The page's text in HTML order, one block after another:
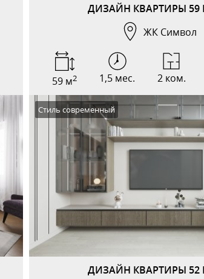
ДИЗАЙН КВАРТИРЫ 59
ЖК Символ
59 м2 1,5 мес. 2 ком.
ДИЗАЙН КВАРТИРЫ 52
Стиль современный